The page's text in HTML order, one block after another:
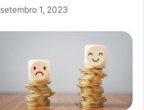
setembro 1, 2023